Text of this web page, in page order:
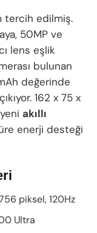
tercih edilmiş.
50MP ve
lens eşlik
bulunan
değerinde
162 x 75 x
akıllı
enerji desteği
piksel, 120Hz
Ultra